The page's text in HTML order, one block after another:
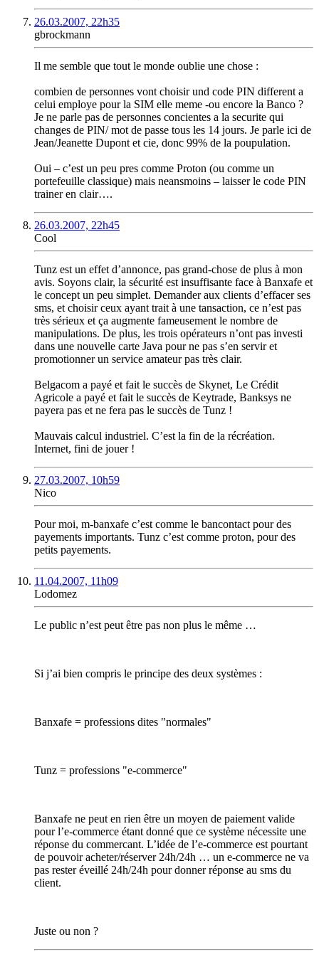
26.03.2007, 22h35
gbrockmann
Il me semble que tout le monde oublie une chose :
combien de personnes vont choisir und code PIN different a
celui employe pour la SIM elle meme -ou encore la Banco ?
Je ne parle pas de personnes concientes a la securite qui
changes de PIN/ mot de passe tous les 14 jours. Je parle ici de
Jean/Jeanette Dupont et cie, donc 99% de la poupulation.
Oui – c’est un peu pres comme Proton (ou comme un
portefeuille classique) mais neansmoins – laisser le code PIN
trainer en clair….
26.03.2007, 22h45
Cool
Tunz est un effet d’annonce, pas grand-chose de plus à mon
avis. Soyons clair, la sécurité est insuffisante face à Banxafe et
le concept un peu simplet. Demander aux clients d’effacer ses
sms, et choisir ceux ayant trait à une tansaction, ce n’est pas
très sérieux et ça augmente fameusement le nombre de
manipulations. De plus, les trois opérateurs n’ont pas investi
dans une nouvelle carte Java pour ne pas s’en servir et
promotionner un service amateur pas très clair.
Belgacom a payé et fait le succès de Skynet, Le Crédit
Agricole a payé et fait le succès de Keytrade, Banksys ne
payera pas et ne fera pas le succès de Tunz !
Mauvais calcul industriel. C’est la fin de la récréation.
Internet, fini de jouer !
27.03.2007, 10h59
Nico
Pour moi, m-banxafe c’est comme le bancontact pour des
payements importants. Tunz c’est comme proton, pour des
petits payements.
11.04.2007, 11h09
Lodomez
Le public n’est peut être pas non plus le même …
Si j’ai bien compris le principe des deux systèmes :
Banxafe = professions dites "normales"
Tunz = professions "e-commerce"
Banxafe ne peut en rien être un moyen de paiement valide
pour l’e-commerce étant donné que ce système nécessite une
réponse du commercant. L’idée de l’e-commerce est pourtant
de pouvoir acheter/réserver 24h/24h … un e-commerce ne va
pas rester éveillé 24h/24h pour donner réponse au sms du
client.
Juste ou non ?